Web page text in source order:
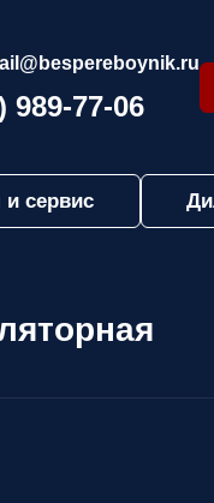
989-77-06
и сервис